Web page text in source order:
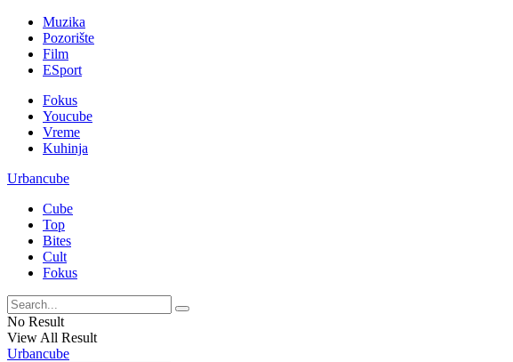
Muzika
Pozorište
Film
ESport
Fokus
Youcube
Vreme
Kuhinja
Urbancube
Cube
Top
Bites
Cult
Fokus
No Result
View All Result
Urbancube